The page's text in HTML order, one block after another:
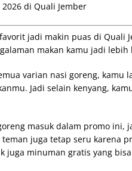
di Quali Jember
jadi makin puas di Quali
makan kamu jadi lebih
varian nasi goreng, kamu
Jadi selain kenyang,
masuk dalam promo ini,
juga tetap seru karena
juga minuman gratis yang